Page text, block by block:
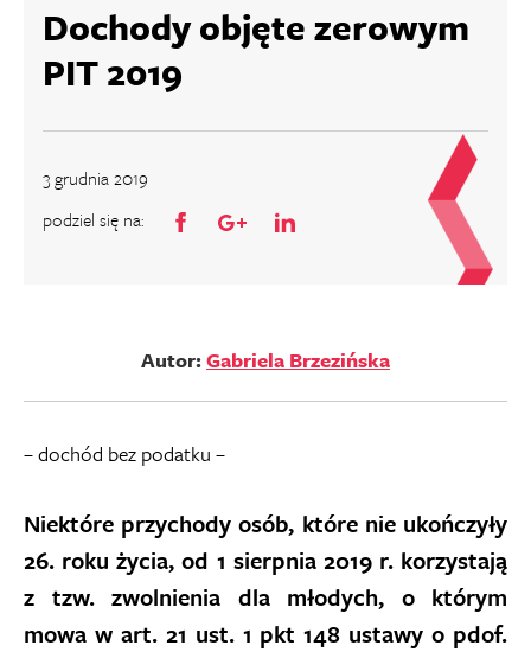
Dochody objęte zerowym
PIT 2019
3 grudnia 2019
podziel się na:
Autor:Gabriela Brzezińska
– dochód bez podatku –
Niektóre przychody osób, które nie ukończyły
26. roku życia, od 1 sierpnia 2019 r. korzystają
z tzw. zwolnienia dla młodych, o którym
mowa w art. 21 ust. 1 pkt 148 ustawy o pdof.